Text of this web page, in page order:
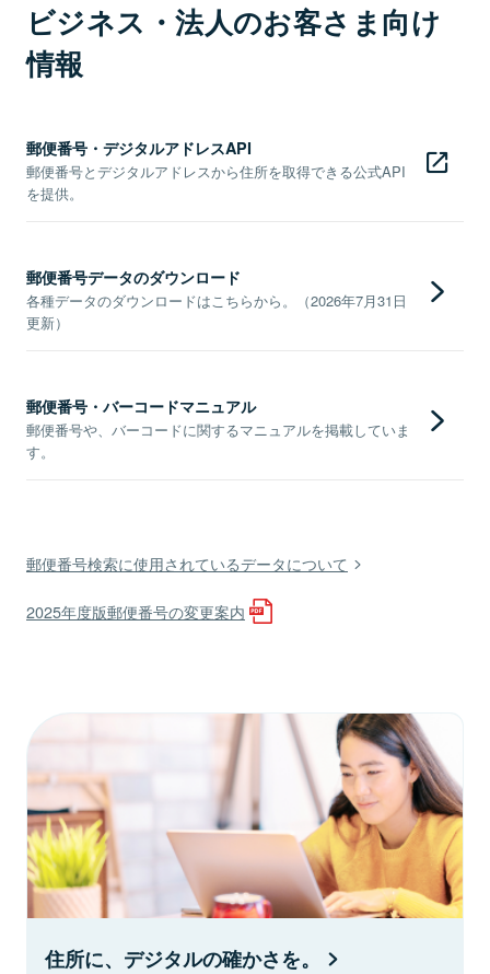
ビジネス・法人のお客さま向け
情報
郵便番号・デジタルアドレスAPI
郵便番号とデジタルアドレスから住所を取得できる公式API
を提供。
郵便番号データのダウンロード
各種データのダウンロードはこちらから。（2026年7月31日
更新）
郵便番号・バーコードマニュアル
郵便番号や、バーコードに関するマニュアルを掲載していま
す。
郵便番号検索に使用されているデータについて
2025年度版郵便番号の変更案内
住所に、デジタルの確かさを。